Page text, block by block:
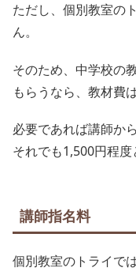
ただし、個別教室の
ん。
そのため、中学校の
もらうなら、教材費は
必要であれば講師か
それでも1,500円程度
講師指名料
個別教室のトライで